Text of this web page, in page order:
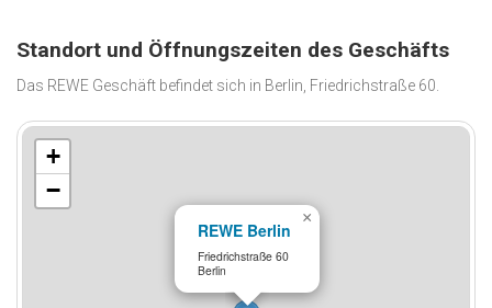
Standort und Öffnungszeiten des Geschäfts
Das REWE Geschäft befindet sich in Berlin, Friedrichstraße 60.
REWE Berlin
Friedrichstraße 60
Berlin
×
+
−